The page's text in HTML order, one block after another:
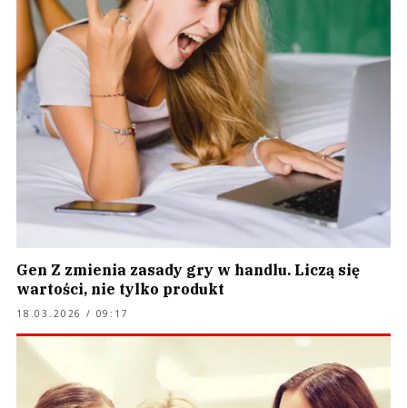
Gen Z zmienia zasady gry w handlu. Liczą się
wartości, nie tylko produkt
18.03.2026 / 09:17